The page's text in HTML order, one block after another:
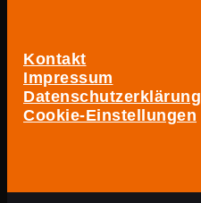
Kontakt
Impressum
Datenschutzerklärung
Cookie-Einstellungen